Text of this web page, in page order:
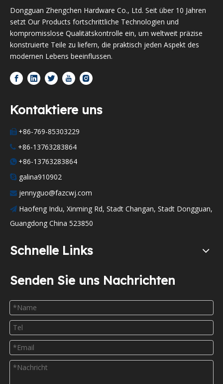
Dongguan Zhengchen Hardware Co., Ltd. Seit über 10 Jahren
setzt Our Products fortschrittliche Technologien und
kompromisslose Qualitätskontrolle ein, um weltweit präzise
konstruierte Teile zu liefern, die praktisch jeden Aspekt des
modernen Lebens beeinflussen.
Kontaktiere uns
 +86-769-85303229
 +86-13763283864
 +86-13763283864
 galina910902
 jennyguo@fazcwj.com
 Haofeng Indu, Xinming Rd, Stadt Changan, Stadt Dongguan,
Guangdong China 523850
Schnelle Links
Senden Sie uns Nachrichten